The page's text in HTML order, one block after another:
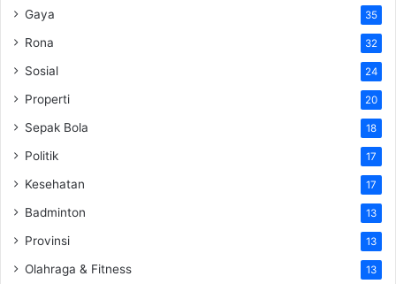
Gaya 35
Rona 32
Sosial 24
Properti 20
Sepak Bola 18
Politik 17
Kesehatan 17
Badminton 13
Provinsi 13
Olahraga & Fitness 13